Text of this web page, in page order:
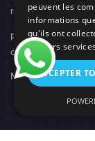
recrutement
politique de
confidentialité
Mentions légales
peuvent les
informations
qu'ils ont
de leurs
ACCEPTER